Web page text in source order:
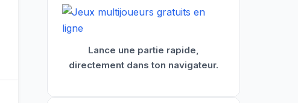
Lance une partie rapide,
directement dans ton navigateur.